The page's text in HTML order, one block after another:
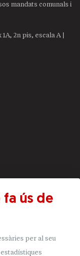
mandats comunals i
2n pis, escala A |
ús de
per al seu